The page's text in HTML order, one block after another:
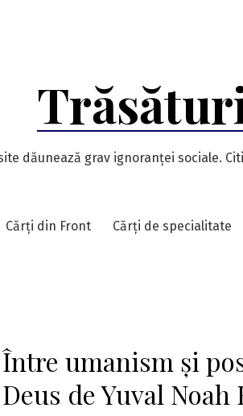
dăunează grav ignoranței sociale.
Cărți din Front Cărți de specialitate
Între umanism și
Deus de Yuval Noah